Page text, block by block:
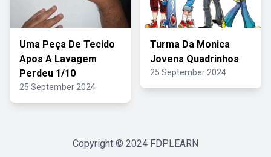
Uma Peça De Tecido
Apos A Lavagem
Perdeu 1/10
25 September 2024
Turma Da Monica
Jovens Quadrinhos
25 September 2024
Copyright © 2024 FDPLEARN